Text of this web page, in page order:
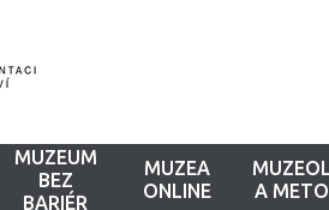
MUZEUM
BEZ
BARIÉR
MUZEA
ONLINE
A